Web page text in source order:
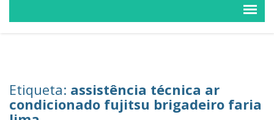
Etiqueta: assistência técnica ar
condicionado fujitsu brigadeiro faria